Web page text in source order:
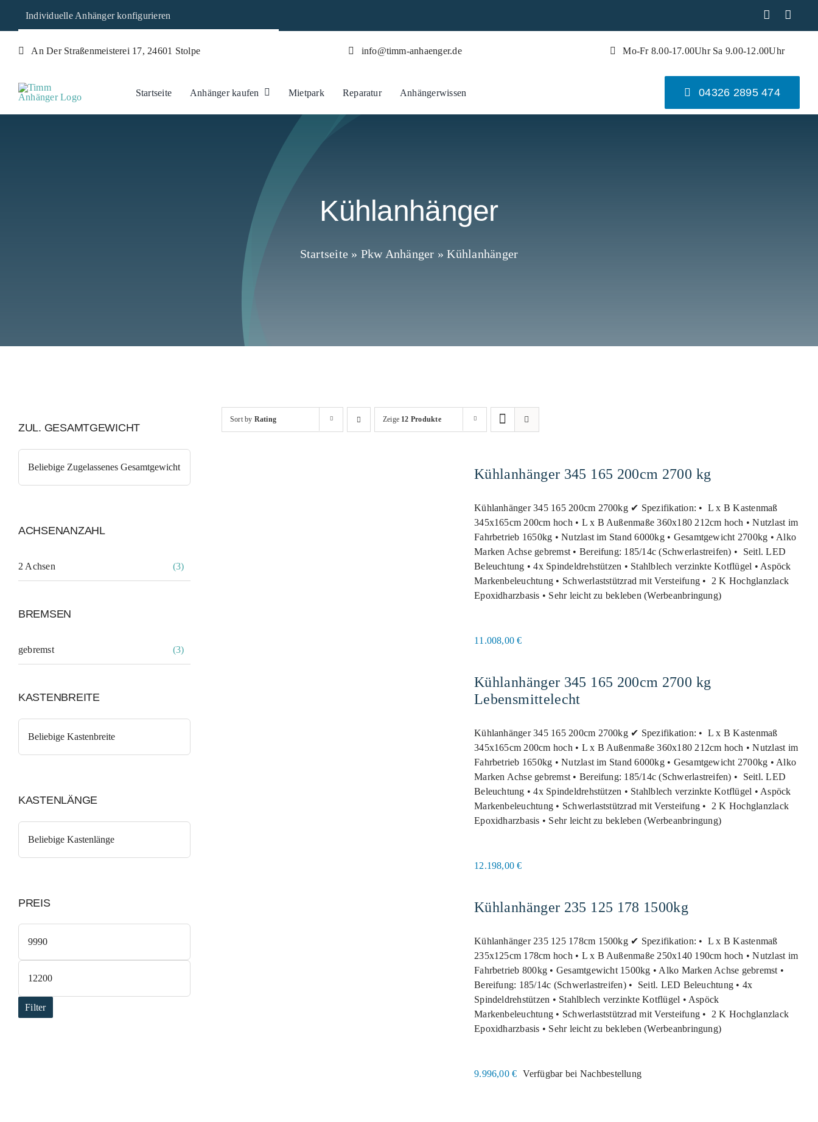
Individuelle Anhänger konfigurieren  
An Der Straßenmeisterei 17, 24601 Stolpe info@timm-anhaenger.de Mo-Fr 8.00-17.00Uhr Sa 9.00-12.00Uhr
Startseite Anhänger kaufen Mietpark Reparatur Anhängerwissen 04326 2895 474
Kühlanhänger
Startseite » Pkw Anhänger »Kühlanhänger
ZUL. GESAMTGEWICHT
ACHSENANZAHL
2 Achsen (3)
BREMSEN
gebremst (3)
KASTENBREITE
KASTENLÄNGE
PREIS
Preis
Preis
Filter
Sort by Rating Zeige 12 Produkte
Kühlanhänger 345 165 200cm 2700 kg
Kühlanhänger 345 165 200cm 2700kg ✔ Spezifikation: • L x B Kastenmaß
345x165cm 200cm hoch • L x B Außenmaße 360x180 212cm hoch • Nutzlast im
Fahrbetrieb 1650kg • Nutzlast im Stand 6000kg • Gesamtgewicht 2700kg • Alko
Marken Achse gebremst • Bereifung: 185/14c (Schwerlastreifen) • Seitl. LED
Beleuchtung • 4x Spindeldrehstützen • Stahlblech verzinkte Kotflügel • Aspöck
Markenbeleuchtung • Schwerlaststützrad mit Versteifung • 2 K Hochglanzlack
Epoxidharzbasis • Sehr leicht zu bekleben (Werbeanbringung)
11.008,00€
Kühlanhänger 345 165 200cm 2700 kg
Lebensmittelecht
Kühlanhänger 345 165 200cm 2700kg ✔ Spezifikation: • L x B Kastenmaß
345x165cm 200cm hoch • L x B Außenmaße 360x180 212cm hoch • Nutzlast im
Fahrbetrieb 1650kg • Nutzlast im Stand 6000kg • Gesamtgewicht 2700kg • Alko
Marken Achse gebremst • Bereifung: 185/14c (Schwerlastreifen) • Seitl. LED
Beleuchtung • 4x Spindeldrehstützen • Stahlblech verzinkte Kotflügel • Aspöck
Markenbeleuchtung • Schwerlaststützrad mit Versteifung • 2 K Hochglanzlack
Epoxidharzbasis • Sehr leicht zu bekleben (Werbeanbringung)
12.198,00€
Kühlanhänger 235 125 178 1500kg
Kühlanhänger 235 125 178cm 1500kg ✔ Spezifikation: • L x B Kastenmaß
235x125cm 178cm hoch • L x B Außenmaße 250x140 190cm hoch • Nutzlast im
Fahrbetrieb 800kg • Gesamtgewicht 1500kg • Alko Marken Achse gebremst •
Bereifung: 185/14c (Schwerlastreifen) • Seitl. LED Beleuchtung • 4x
Spindeldrehstützen • Stahlblech verzinkte Kotflügel • Aspöck
Markenbeleuchtung • Schwerlaststützrad mit Versteifung • 2 K Hochglanzlack
Epoxidharzbasis • Sehr leicht zu bekleben (Werbeanbringung)
9.996,00€ Verfügbar bei Nachbestellung